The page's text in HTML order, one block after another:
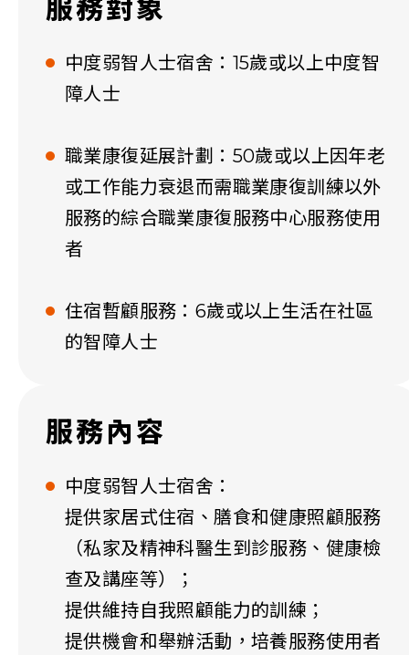
服務對象
中度弱智人士宿舍：15歲或以上中度智
障人士
職業康復延展計劃：50歲或以上因年老
或工作能力衰退而需職業康復訓練以外
服務的綜合職業康復服務中心服務使用
者
住宿暫顧服務：6歲或以上生活在社區
的智障人士
服務內容
中度弱智人士宿舍：
提供家居式住宿、膳食和健康照顧服務
（私家及精神科醫生到診服務、健康檢
查及講座等）；
提供維持自我照顧能力的訓練；
提供機會和舉辦活動，培養服務使用者